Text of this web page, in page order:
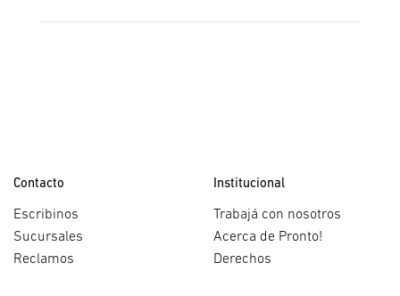
Contacto
Escribinos
Sucursales
Reclamos
Institucional
Trabajá con nosotros
Acerca de Pronto!
Derechos